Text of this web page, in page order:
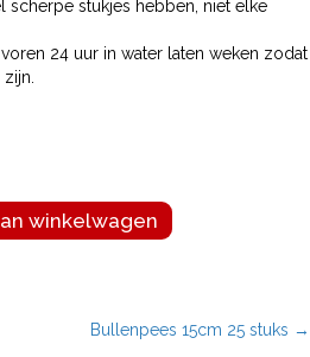
scherpe stukjes hebben, niet elke
24 uur in water laten weken zodat
winkelwagen
Bullenpees 15cm 25 stuks →